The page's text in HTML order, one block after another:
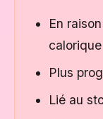
En
calorique
Plus
Lié au